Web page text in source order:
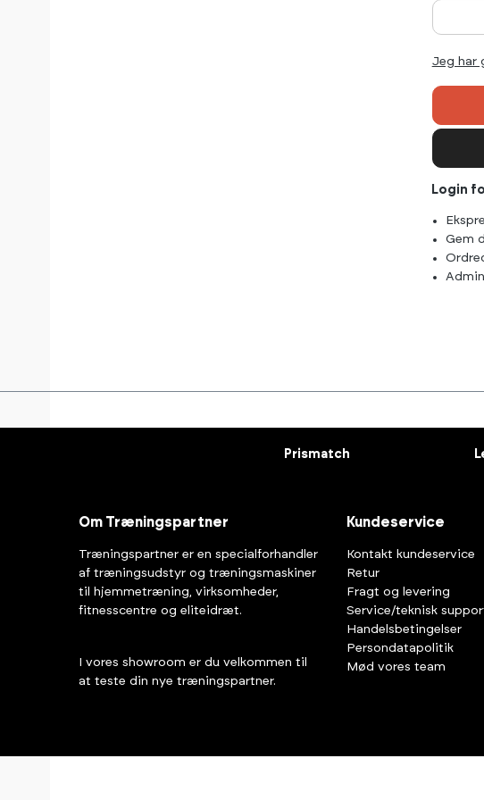
Jeg har
Login
Gem
Prismatch
Om Træningspartner
Træningspartner er en specialforhandler
af træningsudstyr og træningsmaskiner
til hjemmetræning, virksomheder,
fitnesscentre og eliteidræt.
I vores showroom er du velkommen til
at teste din nye træningspartner.
Kundeservice
Kontakt kundeservice
Retur
Fragt og levering
Service/teknisk
Handelsbetingelser
Persondatapolitik
Mød vores team